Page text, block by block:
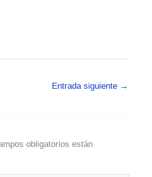
Entrada siguiente →
obligatorios están